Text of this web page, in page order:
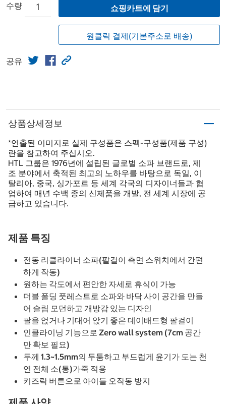
수량 쇼핑카트에 담기
원클릭 결제(기본주소로 배송)
공유
상품상세정보
*연출된 이미지로 실제 구성품은 스펙-구성품(제품 구성)
란을 참고하여 주십시오.
HTL 그룹은 1976년에 설립된 글로벌 소파 브랜드로, 제
조 분야에서 축적된 최고의 노하우를 바탕으로 독일, 이
탈리아, 중국, 싱가포르 등 세계 각국의 디자이너들과 협
업하여 매년 수백 종의 신제품을 개발, 전 세계 시장에 공
급하고 있습니다.
제품 특징
전동 리클라이너 소파(팔걸이 측면 스위치에서 간편
하게 작동)
원하는 각도에서 편안한 자세로 휴식이 가능
더블 폴딩 풋레스트로 소파와 바닥 사이 공간을 만들
어 슬림 모던하고 개방감 있는 디자인
팔을 얹거나 기대어 앉기 좋은 데이배드형 팔걸이
인클라이닝 기능으로 Zero wall system (7cm 공간
만 확보 필요)
두께 1.3~1.5mm의 두툼하고 부드럽게 윤기가 도는 천
연 전체 소(통)가죽 적용
키즈락 버튼으로 아이들 오작동 방지